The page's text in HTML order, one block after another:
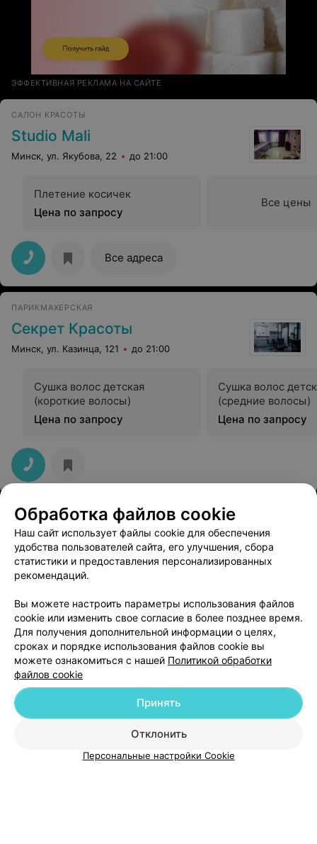
ЭФФЕКТИВНАЯ РЕКЛАМА НА САЙТЕ
САЛОН КРАСОТЫ
Studio Mali
Минск, ул. Якубова, 22 до 21:00
Плетение косичек
Цена по запросу
Все цены
Все адреса
ПАРИКМАХЕРСКАЯ
Секрет Красоты
Минск, ул. Казинца, 121 до 21:00
Сушка волос детская
(короткие волосы)
Цена по запросу
Сушка волос
(средние волосы)
Цена по запросу
Добавить специалиста
Обработка файлов cookie
Наш сайт использует файлы cookie для обеспечения
удобства пользователей сайта, его улучшения, сбора
статистики и предоставления персонализированных
рекомендаций.
Вы можете настроить параметры использования файлов
cookie или изменить свое согласие в более позднее время.
Для получения дополнительной информации о целях,
сроках и порядке использования файлов cookie вы
можете ознакомиться с нашей Политикой обработки
файлов cookie
Отклонить
Принять
Персональные настройки Cookie